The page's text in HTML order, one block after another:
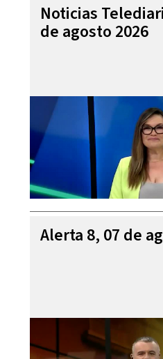
Noticias
de agosto 2026
Alerta 8, 07 de